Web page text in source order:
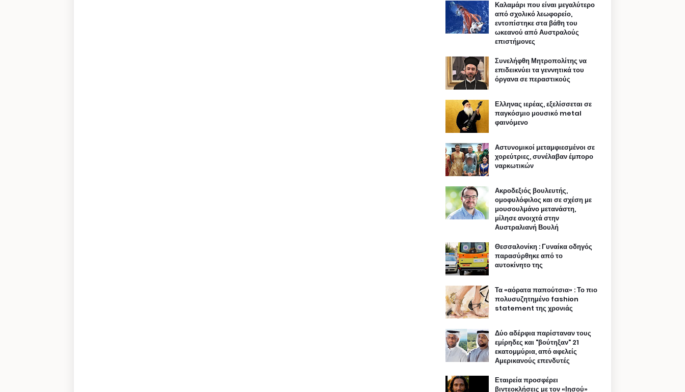
Καλαμάρι που είναι μεγαλύτερο
από σχολικό λεωφορείο,
εντοπίστηκε στα βάθη του
ωκεανού από Αυστραλούς
επιστήμονες
Συνελήφθη Μητροπολίτης να
επιδεικνύει τα γεννητικά του
όργανα σε περαστικούς
Ελληνας ιερέας, εξελίσσεται σε
παγκόσμιο μουσικό metal
φαινόμενο
Αστυνομικοί μεταμφιεσμένοι σε
χορεύτριες, συνέλαβαν έμπορο
ναρκωτικών
Ακροδεξιός βουλευτής,
ομοφυλόφιλος και σε σχέση με
μουσουλμάνο μετανάστη,
μίλησε ανοιχτά στην
Αυστραλιανή Βουλή
Θεσσαλονίκη : Γυναίκα οδηγός
παρασύρθηκε από το
αυτοκίνητο της
Τα «αόρατα παπούτσια» : Το πιο
πολυσυζητημένο fashion
statement της χρονιάς
Δύο αδέρφια παρίσταναν τους
εμίρηδες και "βούτηξαν" 21
εκατομμύρια, από αφελείς
Αμερικανούς επενδυτές
Εταιρεία προσφέρει
βιντεοκλήσεις με τον «Ιησού»